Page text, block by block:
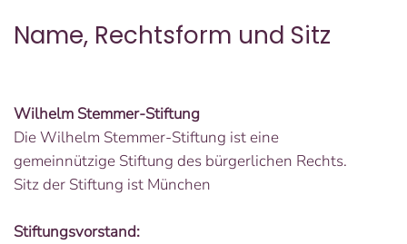
Name, Rechtsform und Sitz
Wilhelm Stemmer-Stiftung
Die Wilhelm Stemmer-Stiftung ist eine
gemeinnützige Stiftung des bürgerlichen Rechts.
Sitz der Stiftung ist München
Stiftungsvorstand: